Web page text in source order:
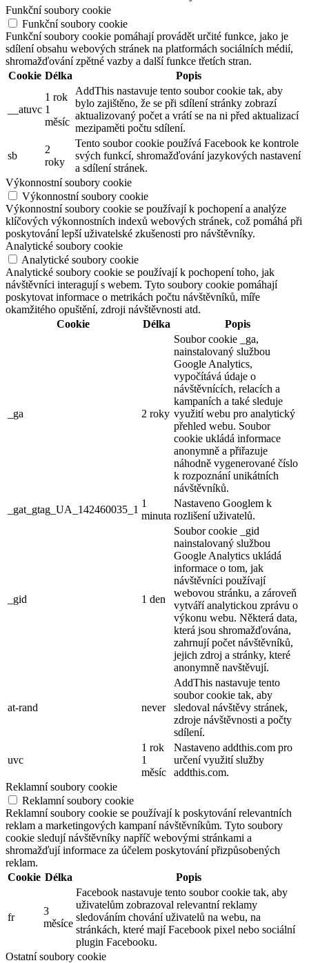
Funkční soubory cookie
Funkční soubory cookie
Funkční soubory cookie pomáhají provádět určité funkce, jako je
sdílení obsahu webových stránek na platformách sociálních médií,
shromažďování zpětné vazby a další funkce třetích stran.
Cookie Délka Popis
__atuvc
1 rok
1
měsíc
AddThis nastavuje tento soubor cookie tak, aby
bylo zajištěno, že se při sdílení stránky zobrazí
aktualizovaný počet a vrátí se na ni před aktualizací
mezipaměti počtu sdílení.
sb
2
roky
Tento soubor cookie používá Facebook ke kontrole
svých funkcí, shromažďování jazykových nastavení
a sdílení stránek.
Výkonnostní soubory cookie
Výkonnostní soubory cookie
Výkonnostní soubory cookie se používají k pochopení a analýze
klíčových výkonnostních indexů webových stránek, což pomáhá při
poskytování lepší uživatelské zkušenosti pro návštěvníky.
Analytické soubory cookie
Analytické soubory cookie
Analytické soubory cookie se používají k pochopení toho, jak
návštěvníci interagují s webem. Tyto soubory cookie pomáhají
poskytovat informace o metrikách počtu návštěvníků, míře
okamžitého opuštění, zdroji návštěvnosti atd.
Cookie
Délka Popis
_ga 2 roky
Soubor cookie _ga,
nainstalovaný službou
Google Analytics,
vypočítává údaje o
návštěvnících, relacích a
kampaních a také sleduje
využití webu pro analytický
přehled webu. Soubor
cookie ukládá informace
anonymně a přiřazuje
náhodně vygenerované číslo
k rozpoznání unikátních
návštěvníků.
_gat_gtag_UA_142460035_1
1
minuta
Nastaveno Googlem k
rozlišení uživatelů.
_gid 1 den
Soubor cookie _gid
nainstalovaný službou
Google Analytics ukládá
informace o tom, jak
návštěvníci používají
webovou stránku, a zároveň
vytváří analytickou zprávu o
výkonu webu. Některá data,
která jsou shromažďována,
zahrnují počet návštěvníků,
jejich zdroj a stránky, které
anonymně navštěvují.
at-rand never
AddThis nastavuje tento
soubor cookie tak, aby
sledoval návštěvy stránek,
zdroje návštěvnosti a počty
sdílení.
uvc
1 rok
1
měsíc
Nastaveno addthis.com pro
určení využití služby
addthis.com.
Reklamní soubory cookie
Reklamní soubory cookie
Reklamní soubory cookie se používají k poskytování relevantních
reklam a marketingových kampaní návštěvníkům. Tyto soubory
cookie sledují návštěvníky napříč webovými stránkami a
shromažďují informace za účelem poskytování přizpůsobených
reklam.
Cookie Délka Popis
fr
3
měsíce
Facebook nastavuje tento soubor cookie tak, aby
uživatelům zobrazoval relevantní reklamy
sledováním chování uživatelů na webu, na
stránkách, které mají Facebook pixel nebo sociální
plugin Facebooku.
Ostatní soubory cookie